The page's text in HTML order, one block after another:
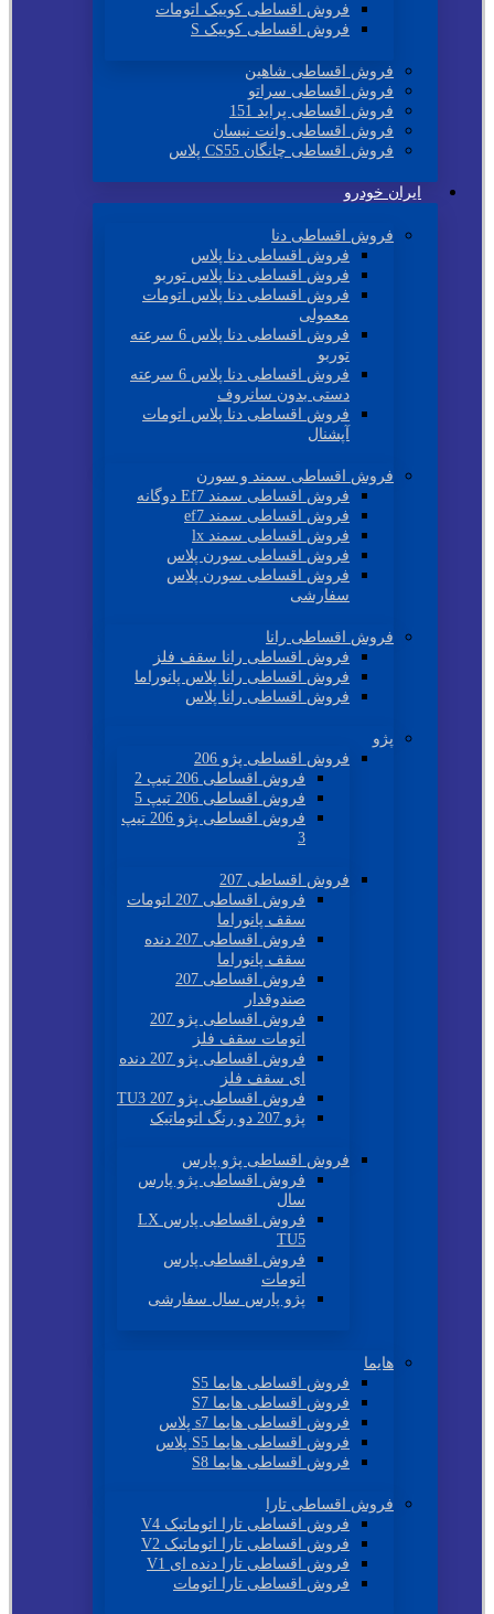
فروش اقساطی کوییک اتومات
فروش اقساطی کوییک S
فروش اقساطی شاهین
فروش اقساطی سراتو
فروش اقساطی پراید 151
فروش اقساطی وانت نیسان
فروش اقساطی چانگان CS55 پلاس
ایران خودرو
فروش اقساطی دنا
فروش اقساطی دنا پلاس
فروش اقساطی دنا پلاس توربو
فروش اقساطی دنا پلاس اتومات
معمولی
فروش اقساطی دنا پلاس 6 سرعته
توربو
فروش اقساطی دنا پلاس 6 سرعته
دستی بدون سانروف
فروش اقساطی دنا پلاس اتومات
آپشنال
فروش اقساطی سمند و سورن
فروش اقساطی سمند Ef7 دوگانه
فروش اقساطی سمند ef7
فروش اقساطی سمند lx
فروش اقساطی سورن پلاس
فروش اقساطی سورن پلاس
سفارشی
فروش اقساطی رانا
فروش اقساطی رانا سقف فلز
فروش اقساطی رانا پلاس پانوراما
فروش اقساطی رانا پلاس
پژو
فروش اقساطی پژو 206
فروش اقساطی 206 تیپ 2
فروش اقساطی 206 تیپ 5
فروش اقساطی پژو 206 تیپ
3
فروش اقساطی 207
فروش اقساطی 207 اتومات
سقف پانوراما
فروش اقساطی 207 دنده
سقف پانوراما
فروش اقساطی 207
صندوقدار
فروش اقساطی پژو 207
اتومات سقف فلز
فروش اقساطی پژو 207 دنده
ای سقف فلز
فروش اقساطی پژو 207 TU3
پژو 207 دو رنگ اتوماتیک
فروش اقساطی پژو پارس
فروش اقساطی پژو پارس
سال
فروش اقساطی پارس LX
TU5
فروش اقساطی پارس
اتومات
پژو پارس سال سفارشی
هایما
فروش اقساطی هایما S5
فروش اقساطی هایما S7
فروش اقساطی هایما s7 پلاس
فروش اقساطی هایما S5 پلاس
فروش اقساطی هایما S8
فروش اقساطی تارا
فروش اقساطی تارا اتوماتیک V4
فروش اقساطی تارا اتوماتیک V2
فروش اقساطی تارا دنده ای V1
فروش اقساطی تارا اتومات